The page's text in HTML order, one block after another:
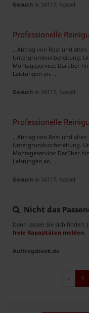
Gesuch in 34117, Kassel
.. Abtrag von Rost und
Untergrundvorbereitung.
Montageservice: Darüber
Leistungen an. ..
Gesuch in 34117, Kassel
.. Abtrag von Rost und
Untergrundvorbereitung.
Montageservice: Darüber
Leistungen an. ..
Gesuch in 34117, Kassel
Nicht das
Dann lassen Sie sich finden:
freie Kapazitäten melden.
Auftragsbank.de
‹ 1